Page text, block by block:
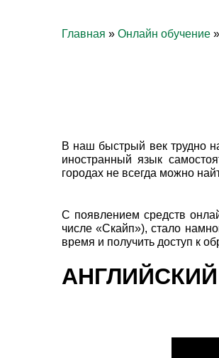
Главная » Онлайн обучение »
В наш быстрый век трудно
иностранный язык
городах не всегда можно
С появлением средств
числе «Скайп»), стало
время и получить доступ к